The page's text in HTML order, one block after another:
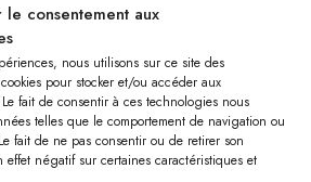
consentement aux
nous utilisons sur ce site des
pour stocker et/ou accéder aux
fait de consentir à ces technologies nous
telles que le comportement de navigation ou
fait de ne pas consentir ou de retirer son
effet négatif sur certaines caractéristiques et